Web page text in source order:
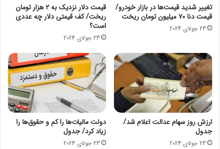
امتیاز کیفیت و قابلیت اطمینان ۸۱/۱۰۰
هزینه‌های نگهداری ۱۰ ساله: ۱۲۳۰۶ دلار معادل ۷۴۰ میلیون تومان
۴. مرسدس بنز A کلاس با امتیاز ۸۲/۱۰۰
ی
ن
ا
چ
س
ت
؟
ی
م
ت
ر
د
/
ج
د
و
ل
ق
ی
تغییر شدید قیمت‌ها در بازار خودرو/
قیمت دنا ۷۰ میلیون تومان ریخت
23 جولای 2024
قیمت دلار نزدیک به ۲ هزار تومان
ریخت/ کف قیمتی دلار چه عددی
است؟
23 جولای 2024
ارزش روز سهام عدالت اعلام شد/
جدول
23 جولای 2024
دولت مالیات‌ها را کم و حقوق‌ها را
زیاد کرد/ جدول
23 جولای 2024